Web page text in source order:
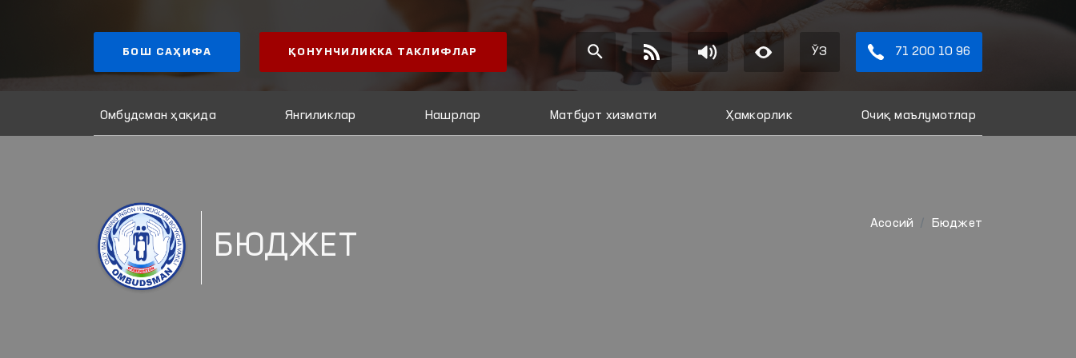
БОШ САҲИФА ҚОНУНЧИЛИККА ТАКЛИФЛАР ЎЗ 71 200 10 96
Омбудсман ҳақида Янгиликлар Нашрлар Матбуот хизмати Ҳамкорлик Очиқ маълумотлар
БЮДЖЕТ
Aсосий Бюджет